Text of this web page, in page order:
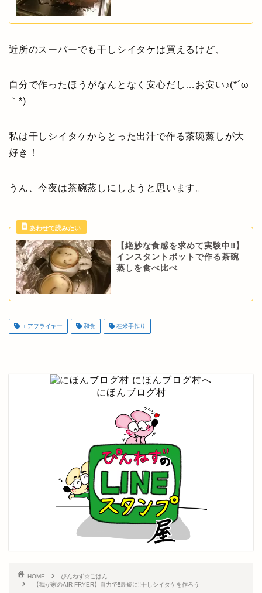
近所のスーパーでも干しシイタケは買えるけど、
自分で作ったほうがなんとなく安心だし…お安い♪(*´ω
｀*)
私は干しシイタケからとった出汁で作る茶碗蒸しが大
好き！
うん、今夜は茶碗蒸しにしようと思います。
【絶妙な食感を求めて実験中‼】
インスタントポットで作る茶碗
蒸しを食べ比べ
エアフライヤー 和食 在米手作り
にほんブログ村
HOME
ぴんねず☆ごはん
【我が家のAIR FRYER】自力で‼最短に‼干しシイタケを作ろう